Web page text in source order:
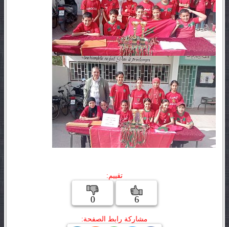
تقييم:
6
0
مشاركة رابط الصفحة: